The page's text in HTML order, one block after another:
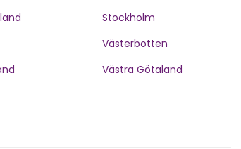
Stockholm
Västerbotten
Västra Götaland